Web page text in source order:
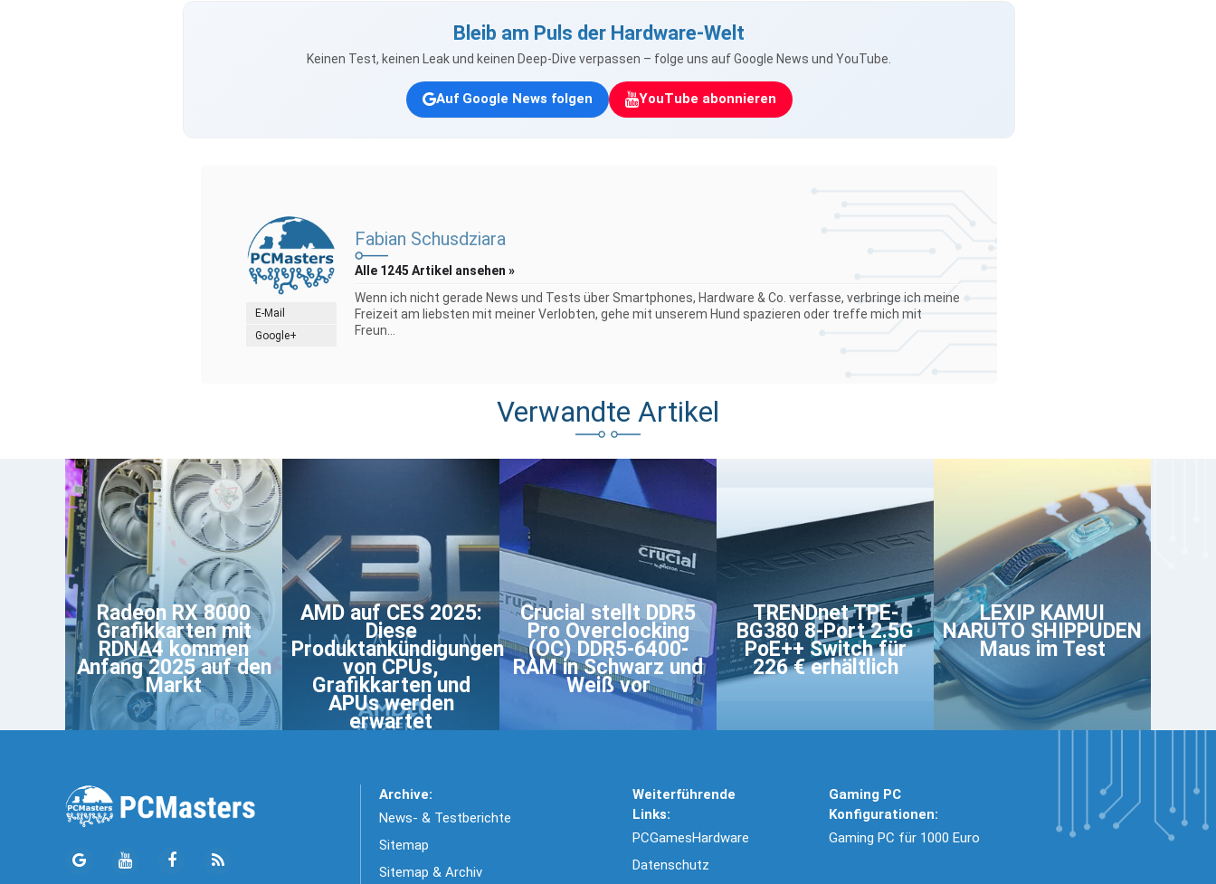
Bleib am Puls der Hardware-Welt
Keinen Test, keinen Leak und keinen Deep-Dive verpassen – folge uns auf Google News und YouTube.
Auf Google News folgen YouTube abonnieren
E-Mail
Google+
Fabian Schusdziara
Alle 1245 Artikel ansehen »
Wenn ich nicht gerade News und Tests über Smartphones, Hardware & Co. verfasse, verbringe ich meine
Freizeit am liebsten mit meiner Verlobten, gehe mit unserem Hund spazieren oder treffe mich mit
Freun...
Verwandte Artikel
Radeon RX 8000
Grafikkarten mit
RDNA4 kommen
Anfang 2025 auf den
Markt
AMD auf CES 2025:
Diese
Produktankündigungen
von CPUs,
Grafikkarten und
APUs werden
erwartet
Crucial stellt DDR5
Pro Overclocking
(OC) DDR5-6400-
RAM in Schwarz und
Weiß vor
TRENDnet TPE-
BG380 8-Port 2.5G
PoE++ Switch für
226 € erhältlich
LEXIP KAMUI
NARUTO SHIPPUDEN
Maus im Test
Archive:
News- & Testberichte
Sitemap
Sitemap & Archiv
Weiterführende
Links:
PCGamesHardware
Datenschutz
Gaming PC
Konfigurationen:
Gaming PC für 1000 Euro